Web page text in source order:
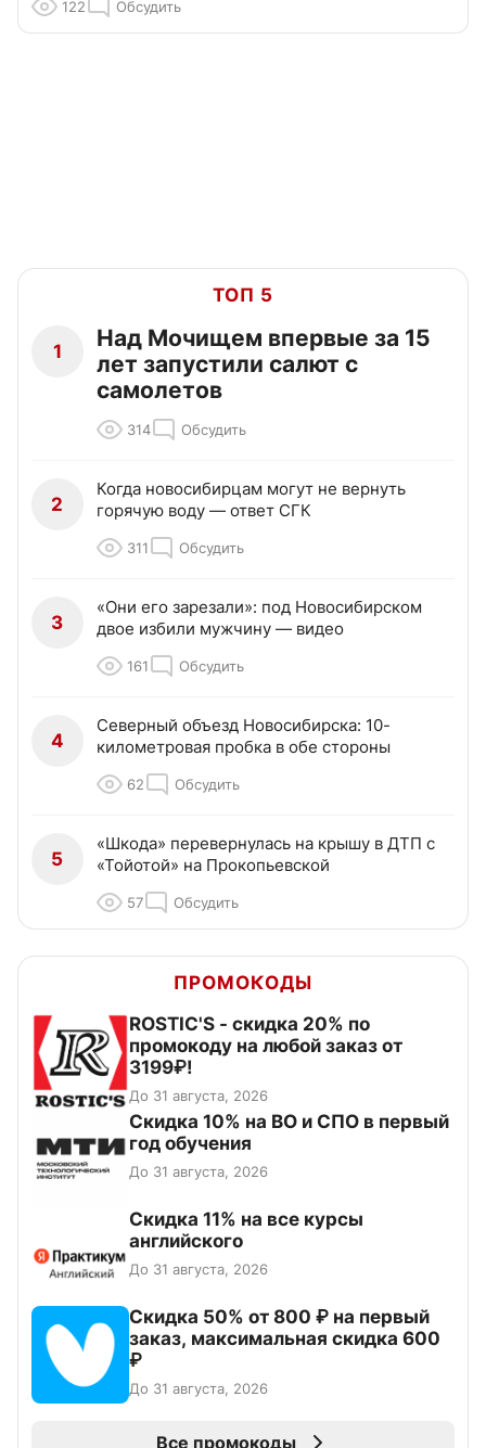
122 Обсудить
ТОП 5
1
Над Мочищем впервые за 15
лет запустили салют с
самолетов
314 Обсудить
2
Когда новосибирцам могут не вернуть
горячую воду — ответ СГК
311 Обсудить
3
«Они его зарезали»: под Новосибирском
двое избили мужчину — видео
161 Обсудить
4
Северный объезд Новосибирска: 10-
километровая пробка в обе стороны
62 Обсудить
5
«Шкода» перевернулась на крышу в ДТП с
«Тойотой» на Прокопьевской
57 Обсудить
ПРОМОКОДЫ
ROSTIC'S - скидка 20% по
промокоду на любой заказ от
3199₽!
До 31 августа, 2026
Скидка 10% на ВО и СПО в первый
год обучения
До 31 августа, 2026
Скидка 11% на все курсы
английского
До 31 августа, 2026
Скидка 50% от 800 ₽ на первый
заказ, максимальная скидка 600
₽
До 31 августа, 2026
Все промокоды